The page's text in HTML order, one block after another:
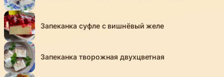
Запеканка суфле с вишнёвый желе
Запеканка творожная двухцветная